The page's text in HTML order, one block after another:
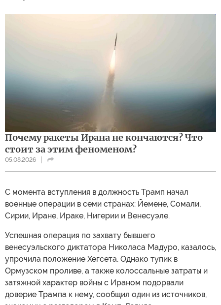
Почему ракеты Ирана не кончаются? Что
стоит за этим феноменом?
05.08.2026
С момента вступления в должность Трамп начал
военные операции в семи странах: Йемене, Сомали,
Сирии, Иране, Ираке, Нигерии и Венесуэле.
Успешная операция по захвату бывшего
венесуэльского диктатора Николаса Мадуро, казалось,
упрочила положение Хегсета. Однако тупик в
Ормузском проливе, а также колоссальные затраты и
затяжной характер войны с Ираном подорвали
доверие Трампа к нему, сообщил один из источников,